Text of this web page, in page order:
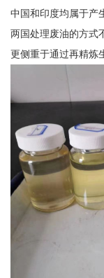
中国和印度均属于产
两国处理废油的方式
更侧重于通过再精炼